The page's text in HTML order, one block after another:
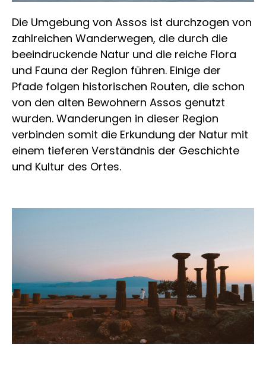
Die Umgebung von Assos ist durchzogen von
zahlreichen Wanderwegen, die durch die
beeindruckende Natur und die reiche Flora
und Fauna der Region führen. Einige der
Pfade folgen historischen Routen, die schon
von den alten Bewohnern Assos genutzt
wurden. Wanderungen in dieser Region
verbinden somit die Erkundung der Natur mit
einem tieferen Verständnis der Geschichte
und Kultur des Ortes.